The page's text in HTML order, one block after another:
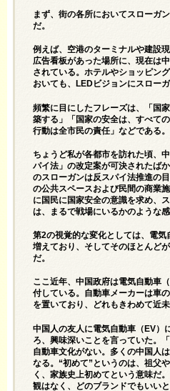
まず、街の各所においてスローガ
だ。
例えば、空港のターミナルや建設
広告看板があった場所に、現在は
されている。ホテルやショッピン
おいても、LEDビジョンにスロー
頻繁に目にしたフレーズは、「国
築する」「国家の安全は、すべて
行動は全市民の責任」などである。
ちょうど私が各都市を訪れた頃、
パイ法」の改定案が可決されたば
のスローガンは反スパイ法推進の
の公共スペースおよび民間の商業
に国民に国家安全の意識を求め、
は、まるで戦場にいるかのような感
第2の視覚的な変化としては、電気
増えており、そしてそのほとんど
だ。
ここ近年、中国政府は電気自動車
付している。自動車メーカーは車
を置いており、どれもきわめて近未
中国人の友人に電気自動車（EV）
ろ、興味深いことを言っていた。
自動車文化がない。多くの中国人
なる。“初めて”というのは、祖父
く、家族史上初めてという意味だ
観はなく、どのブランドでもいい